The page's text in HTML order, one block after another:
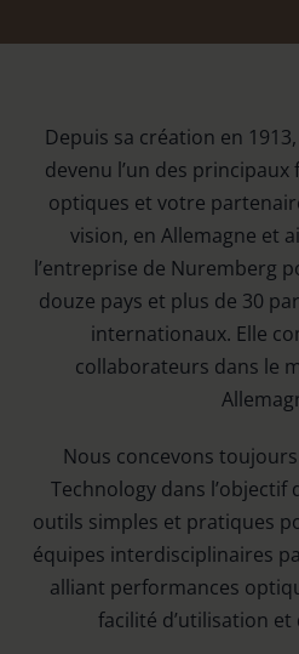
Depuis sa création en
devenu l’un des
optiques et votre
vision, en Allemagne et
l’entreprise de Nuremberg
douze pays et plus de 30
internationaux. Elle
collaborateurs dans le
Nous concevons
Technology dans
outils simples et pratiques
équipes interdisciplinaires
alliant performances
facilité d’utilisation